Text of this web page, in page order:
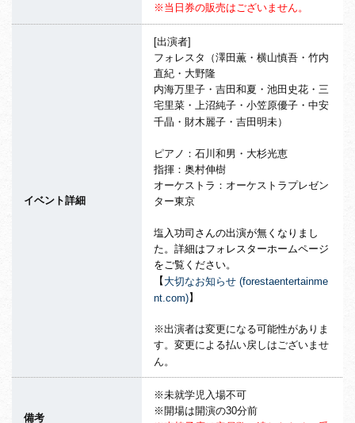
※当日券の販売はございません。
イベント詳細
[出演者]
フォレスタ（澤田薫・横山慎吾・竹内
直紀・大野隆
内海万里子・吉田和夏・池田史花・三
宅里菜・上沼純子・小笠原優子・中安
千晶・財木麗子・吉田明未）
ピアノ：石川和男・大杉光恵
指揮：奥村伸樹
オーケストラ：オーケストラプレゼン
ター東京
塩入功司さんの出演が無くなりまし
た。 詳細はフォレスターホームページ
をご覧ください。
【大切なお知らせ (forestaentertainme
nt.com)】
※出演者は変更になる可能性がありま
す。変更による払い戻しはございませ
ん。
備考
※未就学児入場不可
※開場は開演の30分前